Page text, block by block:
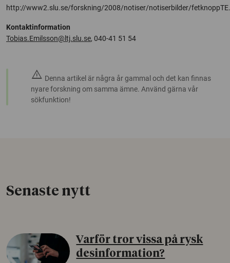
http://www2.slu.se/forskning/2008/notiser/notiserbilder/
Kontaktinformation
Tobias.Emilsson@ltj.slu.se, 040-41 51 54
warning Denna artikel är några år gammal och det kan finnas
nyare forskning om samma ämne. Använd gärna vår
sökfunktion!
Senaste nytt
Varför tror vissa på rysk
desinformation?